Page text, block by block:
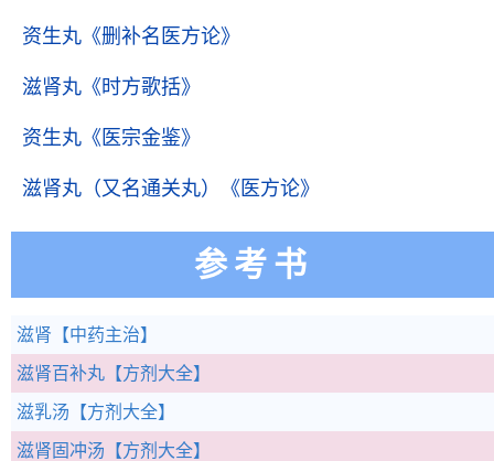
资生丸 《删补名医方论》
滋肾丸 《时方歌括》
资生丸 《医宗金鉴》
滋肾丸（又名通关丸） 《医方论》
参考书
滋肾 【中药主治】
滋肾百补丸 【方剂大全】
滋乳汤 【方剂大全】
滋肾固冲汤 【方剂大全】